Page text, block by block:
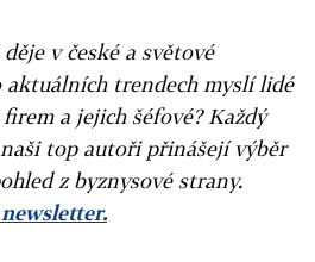
v české a světové
aktuálních trendech myslí lidé
a jejich šéfové? Každý
top autoři přinášejí výběr
z byznysové strany.